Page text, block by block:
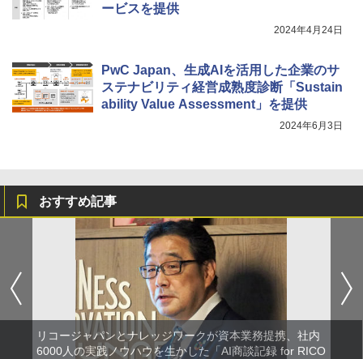
ービスを提供
2024年4月24日
PwC Japan、生成AIを活用した企業のサ
ステナビリティ経営成熟度診断「Sustain
ability Value Assessment」を提供
2024年6月3日
おすすめ記事
リコージャパンとナレッジワークが資本業務提携、社内
6000人の実践ノウハウを生かした「AI商談記録 for RICO